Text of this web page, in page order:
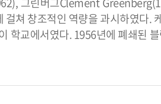
쳐 창조적인 역량을 과시하였다.
교에서였다. 1956년에 폐쇄된